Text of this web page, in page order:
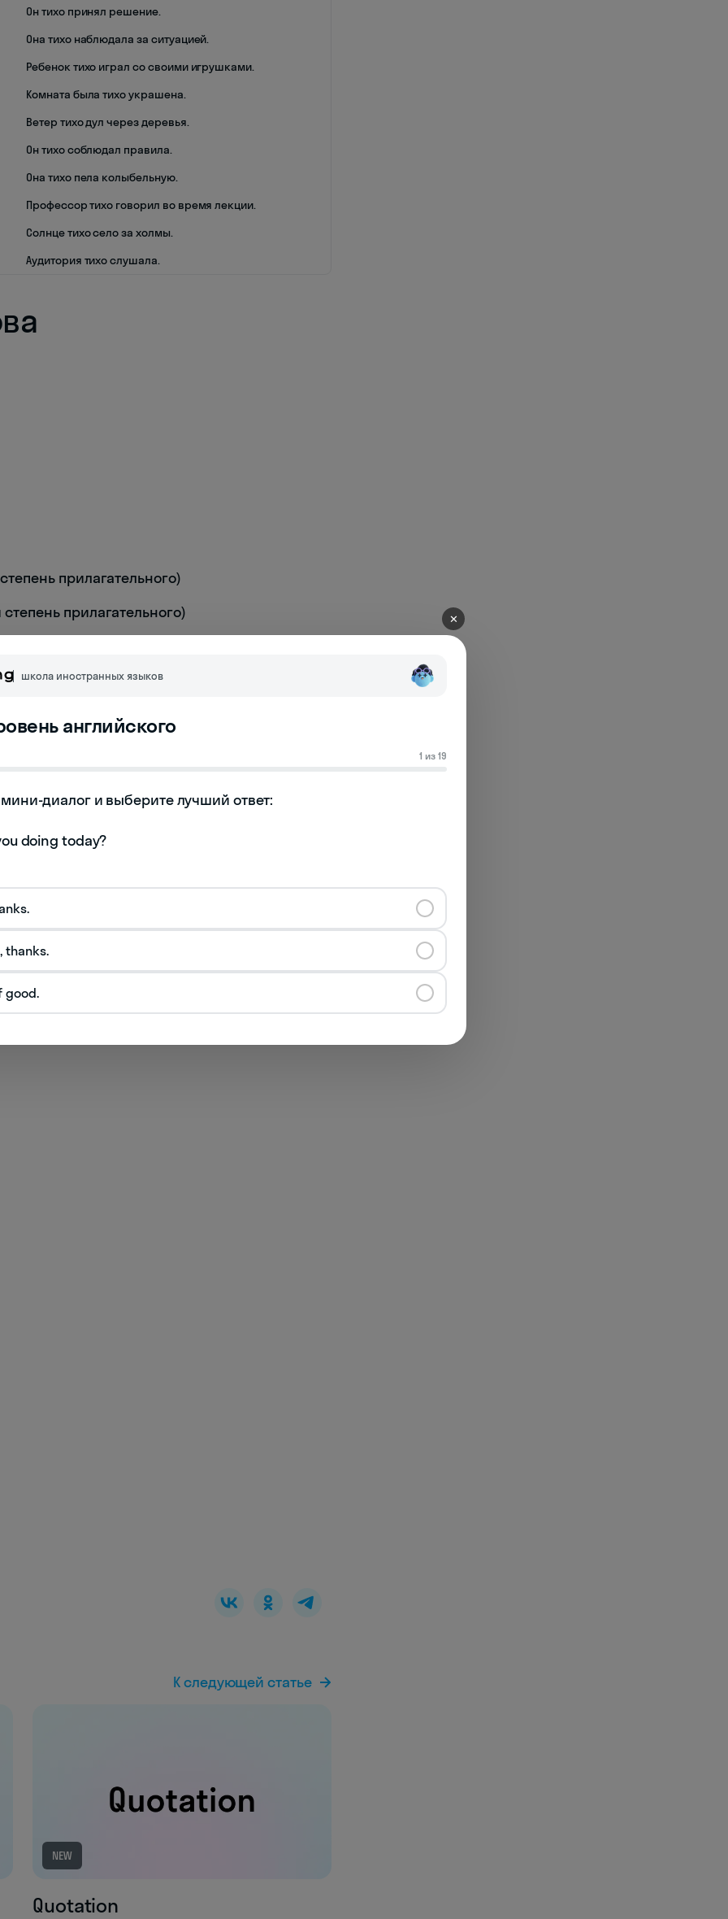
Он тихо принял решение.
Она тихо наблюдала за ситуацией.
Ребенок тихо играл со своими игрушками.
Комната была тихо украшена.
Ветер тихо дул через деревья.
Он тихо соблюдал правила.
Она тихо пела колыбельную.
Профессор тихо говорил во время лекции.
Солнце тихо село за холмы.
Аудитория тихо слушала.
прилагательного)
прилагательного)
К следующей статье
NEW
Quotation
✕
школа иностранных языков
английского
1 из 19
диалог и выберите лучший ответ:
thanks.
good.